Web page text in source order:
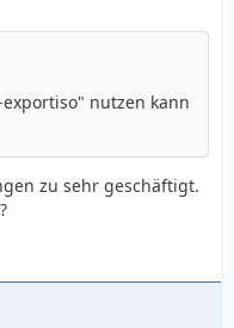
nutzen kann
zu sehr geschäftigt.